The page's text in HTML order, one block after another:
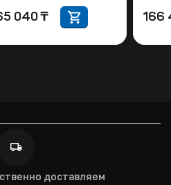
365 040₸
доставляем